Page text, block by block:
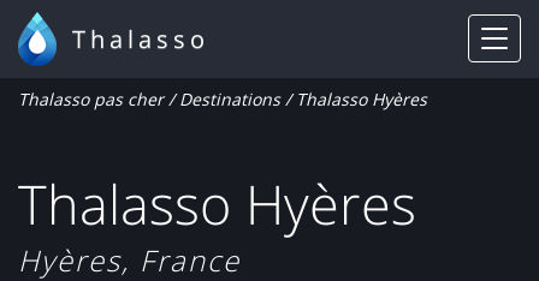
Thalasso
Thalasso Hyères
Hyères, France
Thalasso pas cher/Destinations/ Thalasso Hyères